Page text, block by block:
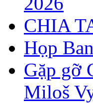
CHIA
Họp
Gặp gỡ
Miloš